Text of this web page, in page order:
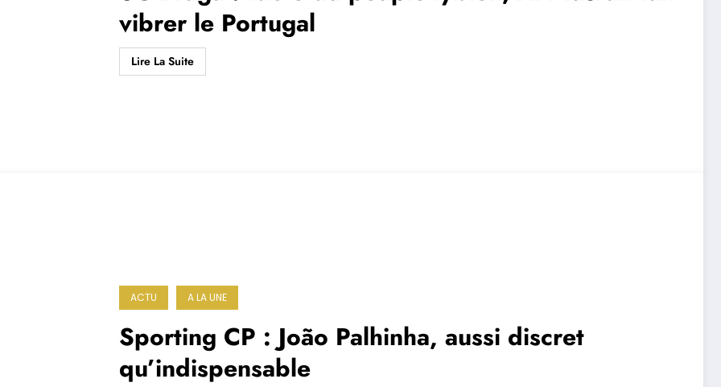
vibrer le Portugal
Lire La Suite
ACTU A LA UNE
Sporting CP : João Palhinha, aussi discret
qu’indispensable